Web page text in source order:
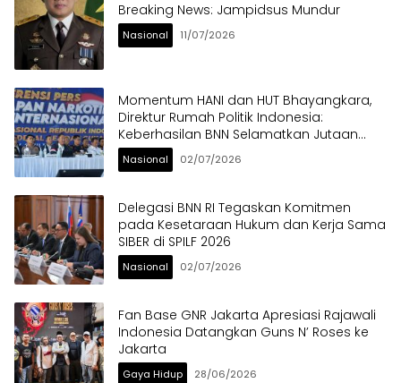
Breaking News: Jampidsus Mundur
Nasional 11/07/2026
Momentum HANI dan HUT Bhayangkara,
Direktur Rumah Politik Indonesia:
Keberhasilan BNN Selamatkan Jutaan
Anak Bangsa dari Ancaman Narkoba
Nasional 02/07/2026
Delegasi BNN RI Tegaskan Komitmen
pada Kesetaraan Hukum dan Kerja Sama
SIBER di SPILF 2026
Nasional 02/07/2026
Fan Base GNR Jakarta Apresiasi Rajawali
Indonesia Datangkan Guns N’ Roses ke
Jakarta
Gaya Hidup 28/06/2026